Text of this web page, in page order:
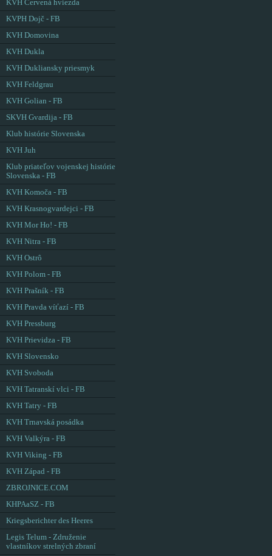
KVH Červená hviezda
KVPH Dojč - FB
KVH Domovina
KVH Dukla
KVH Dukliansky priesmyk
KVH Feldgrau
KVH Golian - FB
SKVH Gvardija - FB
Klub histórie Slovenska
KVH Juh
Klub priateľov vojenskej histórie
Slovenska - FB
KVH Komoča - FB
KVH Krasnogvardejci - FB
KVH Mor Ho! - FB
KVH Nitra - FB
KVH Ostrô
KVH Polom - FB
KVH Prašník - FB
KVH Pravda víťazí - FB
KVH Pressburg
KVH Prievidza - FB
KVH Slovensko
KVH Svoboda
KVH Tatranskí vlci - FB
KVH Tatry - FB
KVH Trnavská posádka
KVH Valkýra - FB
KVH Viking - FB
KVH Západ - FB
ZBROJNICE.COM
KHPAaSZ - FB
Kriegsberichter des Heeres
Legis Telum - Združenie
vlastníkov strelných zbraní